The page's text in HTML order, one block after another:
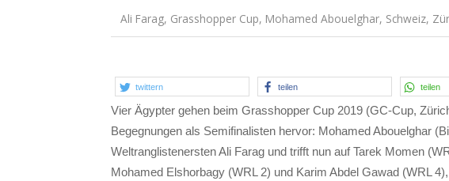
Ali Farag, Grasshopper Cup, Mohamed Abouelghar, Schweiz,
twittern teilen teilen
Vier Ägypter gehen beim Grasshopper Cup 2019 (GC-Cup,
Begegnungen als Semifinalisten hervor: Mohamed Abouelghar
Weltranglistenersten Ali Farag und trifft nun auf Tarek Momen
Mohamed Elshorbagy (WRL 2) und Karim Abdel Gawad (WRL